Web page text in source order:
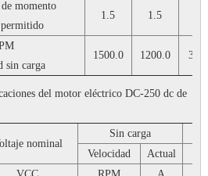
momento
1.5 1.5
sin carga
1500.0 1200.0
del motor eléctrico DC-250 dc de
nominal
Sin carga
Velocidad
Actual